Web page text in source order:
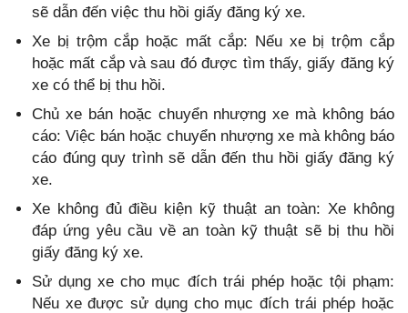
sẽ dẫn đến việc thu hồi giấy đăng ký xe.
Xe bị trộm cắp hoặc mất cắp: Nếu xe bị trộm cắp
hoặc mất cắp và sau đó được tìm thấy, giấy đăng ký
xe có thể bị thu hồi.
Chủ xe bán hoặc chuyển nhượng xe mà không báo
cáo: Việc bán hoặc chuyển nhượng xe mà không báo
cáo đúng quy trình sẽ dẫn đến thu hồi giấy đăng ký
xe.
Xe không đủ điều kiện kỹ thuật an toàn: Xe không
đáp ứng yêu cầu về an toàn kỹ thuật sẽ bị thu hồi
giấy đăng ký xe.
Sử dụng xe cho mục đích trái phép hoặc tội phạm:
Nếu xe được sử dụng cho mục đích trái phép hoặc